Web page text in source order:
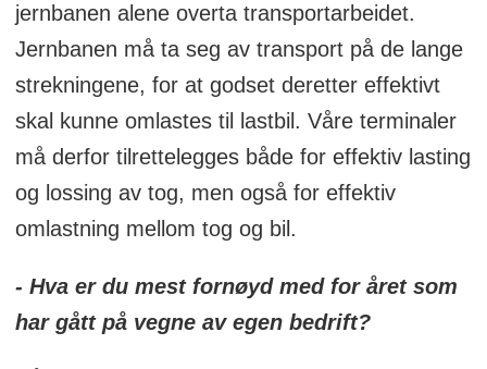
jernbanen alene overta transportarbeidet.
Jernbanen må ta seg av transport på de lange
strekningene, for at godset deretter effektivt
skal kunne omlastes til lastbil. Våre terminaler
må derfor tilrettelegges både for effektiv lasting
og lossing av tog, men også for effektiv
omlastning mellom tog og bil.
- Hva er du mest fornøyd med for året som
har gått på vegne av egen bedrift?